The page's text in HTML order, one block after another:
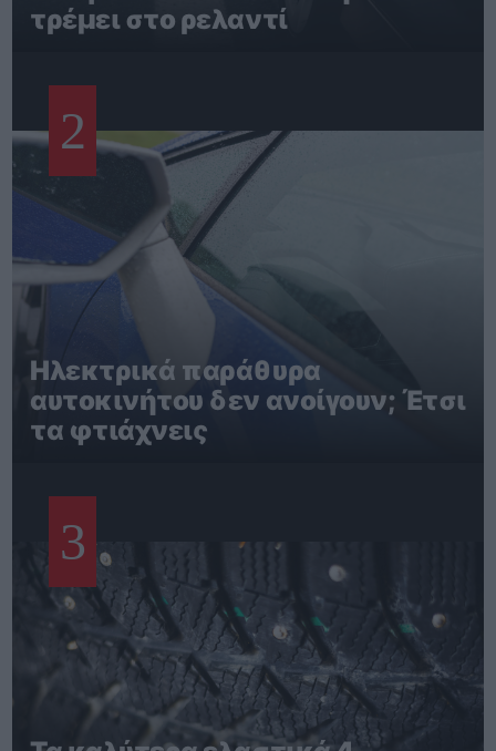
τρέμει στο ρελαντί
2
Ηλεκτρικά παράθυρα
αυτοκινήτου δεν ανοίγουν; Έτσι
τα φτιάχνεις
3